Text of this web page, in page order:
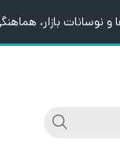
نوسانات بازار،